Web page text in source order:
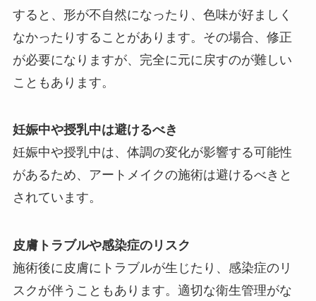
すると、形が不自然になったり、色味が好ましく
なかったりすることがあります。その場合、修正
が必要になりますが、完全に元に戻すのが難しい
こともあります。
妊娠中や授乳中は避けるべき
妊娠中や授乳中は、体調の変化が影響する可能性
があるため、アートメイクの施術は避けるべきと
されています。
皮膚トラブルや感染症のリスク
施術後に皮膚にトラブルが生じたり、感染症のリ
スクが伴うこともあります。適切な衛生管理がな